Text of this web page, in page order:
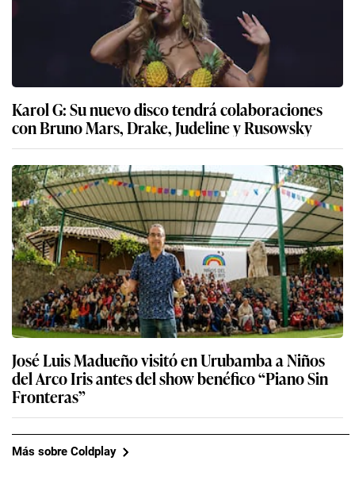
Karol G: Su nuevo disco tendrá colaboraciones
con Bruno Mars, Drake, Judeline y Rusowsky
José Luis Madueño visitó en Urubamba a Niños
del Arco Iris antes del show benéfico “Piano Sin
Fronteras”
Más sobre Coldplay